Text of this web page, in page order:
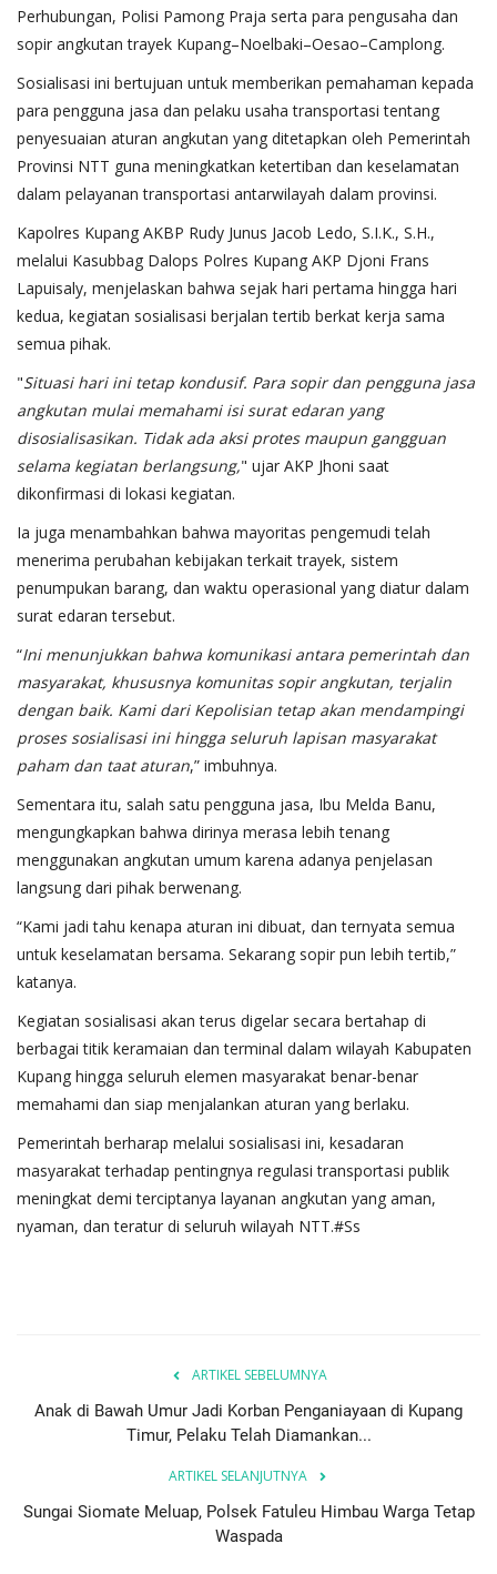
Perhubungan, Polisi Pamong Praja serta para pengusaha dan
sopir angkutan trayek Kupang–Noelbaki–Oesao–Camplong.
Sosialisasi ini bertujuan untuk memberikan pemahaman kepada
para pengguna jasa dan pelaku usaha transportasi tentang
penyesuaian aturan angkutan yang ditetapkan oleh Pemerintah
Provinsi NTT guna meningkatkan ketertiban dan keselamatan
dalam pelayanan transportasi antarwilayah dalam provinsi.
Kapolres Kupang AKBP Rudy Junus Jacob Ledo, S.I.K., S.H.,
melalui Kasubbag Dalops Polres Kupang AKP Djoni Frans
Lapuisaly, menjelaskan bahwa sejak hari pertama hingga hari
kedua, kegiatan sosialisasi berjalan tertib berkat kerja sama
semua pihak.
"Situasi hari ini tetap kondusif. Para sopir dan pengguna jasa
angkutan mulai memahami isi surat edaran yang
disosialisasikan. Tidak ada aksi protes maupun gangguan
selama kegiatan berlangsung," ujar AKP Jhoni saat
dikonfirmasi di lokasi kegiatan.
Ia juga menambahkan bahwa mayoritas pengemudi telah
menerima perubahan kebijakan terkait trayek, sistem
penumpukan barang, dan waktu operasional yang diatur dalam
surat edaran tersebut.
“Ini menunjukkan bahwa komunikasi antara pemerintah dan
masyarakat, khususnya komunitas sopir angkutan, terjalin
dengan baik. Kami dari Kepolisian tetap akan mendampingi
proses sosialisasi ini hingga seluruh lapisan masyarakat
paham dan taat aturan,” imbuhnya.
Sementara itu, salah satu pengguna jasa, Ibu Melda Banu,
mengungkapkan bahwa dirinya merasa lebih tenang
menggunakan angkutan umum karena adanya penjelasan
langsung dari pihak berwenang.
“Kami jadi tahu kenapa aturan ini dibuat, dan ternyata semua
untuk keselamatan bersama. Sekarang sopir pun lebih tertib,”
katanya.
Kegiatan sosialisasi akan terus digelar secara bertahap di
berbagai titik keramaian dan terminal dalam wilayah Kabupaten
Kupang hingga seluruh elemen masyarakat benar-benar
memahami dan siap menjalankan aturan yang berlaku.
Pemerintah berharap melalui sosialisasi ini, kesadaran
masyarakat terhadap pentingnya regulasi transportasi publik
meningkat demi terciptanya layanan angkutan yang aman,
nyaman, dan teratur di seluruh wilayah NTT.#Ss
ARTIKEL SEBELUMNYA
Anak di Bawah Umur Jadi Korban Penganiayaan di Kupang
Timur, Pelaku Telah Diamankan...
ARTIKEL SELANJUTNYA
Sungai Siomate Meluap, Polsek Fatuleu Himbau Warga Tetap
Waspada